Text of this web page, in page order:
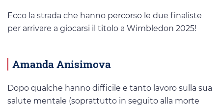
Ecco la strada che hanno percorso le due finaliste
per arrivare a giocarsi il titolo a Wimbledon 2025!
Amanda Anisimova
Dopo qualche hanno difficile e tanto lavoro sulla sua
salute mentale (soprattutto in seguito alla morte